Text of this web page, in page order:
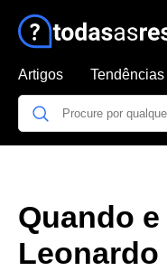
Artigos Tendências
Quando
Leonardo